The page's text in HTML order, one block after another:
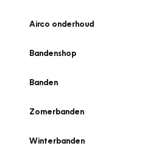
Airco onderhoud
Bandenshop
Banden
Zomerbanden
Winterbanden